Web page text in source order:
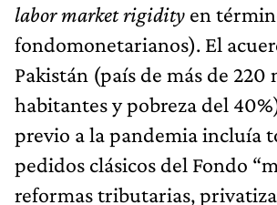
labor market rigidity en
fondomonetarianos). El
Pakistán (país de más de 220
habitantes y pobreza del
previo a la pandemia incluía
pedidos clásicos del Fondo
reformas tributarias,